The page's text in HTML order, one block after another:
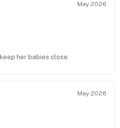
May 2026
her babies close.
May 2026